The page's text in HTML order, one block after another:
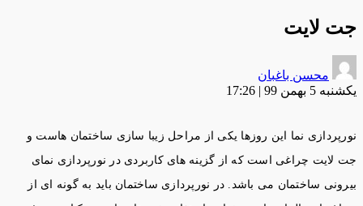
جت لایت
محسن باغبان
یکشنبه 5 بهمن 99 | 17:26
نورپردازی نما این روزها یکی از مراحل زیبا سازی ساختمان هاست و
جت لایت چراغی است که از گزینه های کاربردی در نورپردازی نمای
بیرونی ساختمان می باشد. در نورپردازی ساختمان باید به گونه ای از